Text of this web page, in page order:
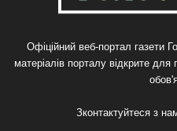
Офіційний веб-портал газети
матеріалів порталу відкрите
Зконтактуйтеся з